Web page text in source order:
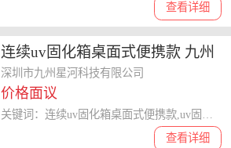
查看详细
连续uv固化箱桌面式便携款 九州
星河科技供应
深圳市九州星河科技有限公司
价格面议
查看详细
关键词：连续uv固化箱桌面式便携款,uv固化箱